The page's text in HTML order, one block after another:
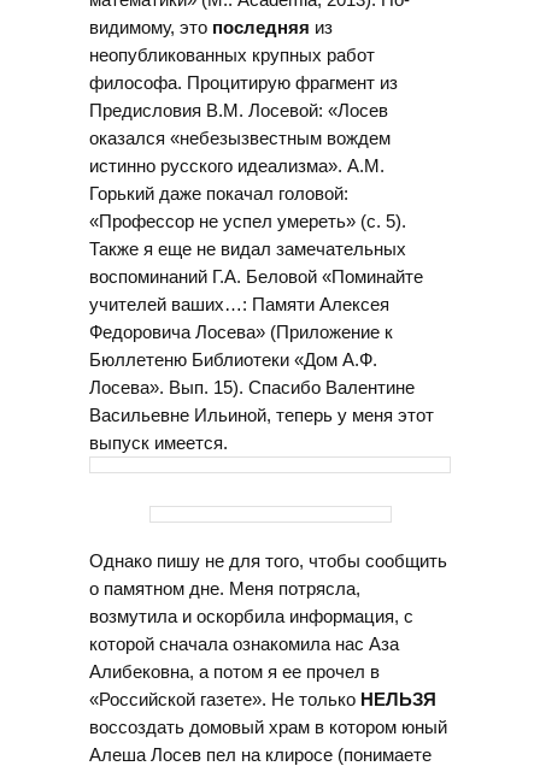
видимому, это последняя из
неопубликованных крупных работ
философа. Процитирую фрагмент из
Предисловия В.М. Лосевой: «Лосев
оказался «небезызвестным вождем
истинно русского идеализма». А.М.
Горький даже покачал головой:
«Профессор не успел умереть» (с. 5).
Также я еще не видал замечательных
воспоминаний Г.А. Беловой «Поминайте
учителей ваших…: Памяти Алексея
Федоровича Лосева» (Приложение к
Бюллетеню Библиотеки «Дом А.Ф.
Лосева». Вып. 15). Спасибо Валентине
Васильевне Ильиной, теперь у меня этот
выпуск имеется.
Однако пишу не для того, чтобы сообщить
о памятном дне. Меня потрясла,
возмутила и оскорбила информация, с
которой сначала ознакомила нас Аза
Алибековна, а потом я ее прочел в
«Российской газете». Не только НЕЛЬЗЯ
воссоздать домовый храм в котором юный
Алеша Лосев пел на клиросе (понимаете